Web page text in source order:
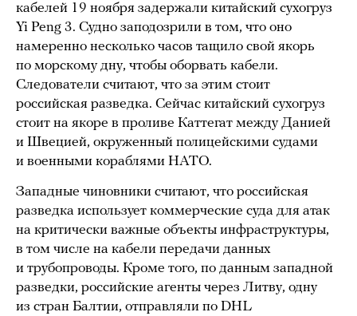
кабелей 19 ноября задержали китайский сухогруз
Yi Peng 3. Судно заподозрили в том, что оно
намеренно несколько часов тащило свой якорь
по морскому дну, чтобы оборвать кабели.
Следователи считают, что за этим стоит
российская разведка. Сейчас китайский сухогруз
стоит на якоре в проливе Каттегат между Данией
и Швецией, окруженный полицейскими судами
и военными кораблями НАТО.
Западные чиновники считают, что российская
разведка использует коммерческие суда для атак
на критически важные объекты инфраструктуры,
в том числе на кабели передачи данных
и трубопроводы. Кроме того, по данным западной
разведки, российские агенты через Литву, одну
из стран Балтии, отправляли по DHL